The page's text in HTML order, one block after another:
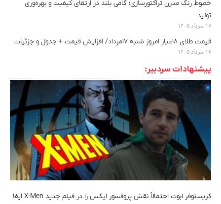
خطوط رنگ مدرن تراکتورسازی؛ گامی بلند در ارتقای کیفیت و بهره‌وری
تولید
۱۷ مرداد ۱۴۰۵
قیمت طلای ۱۸عیار امروز شنبه ۱۷مرداد/ افزایش قیمت + جدول و جزئیات
۱۷ مرداد ۱۴۰۵
پیشنهادات سردبیر:
کریستوفر ابوت احتمالاً نقش پروفسور ایکس را در فیلم جدید X-Men ایفا